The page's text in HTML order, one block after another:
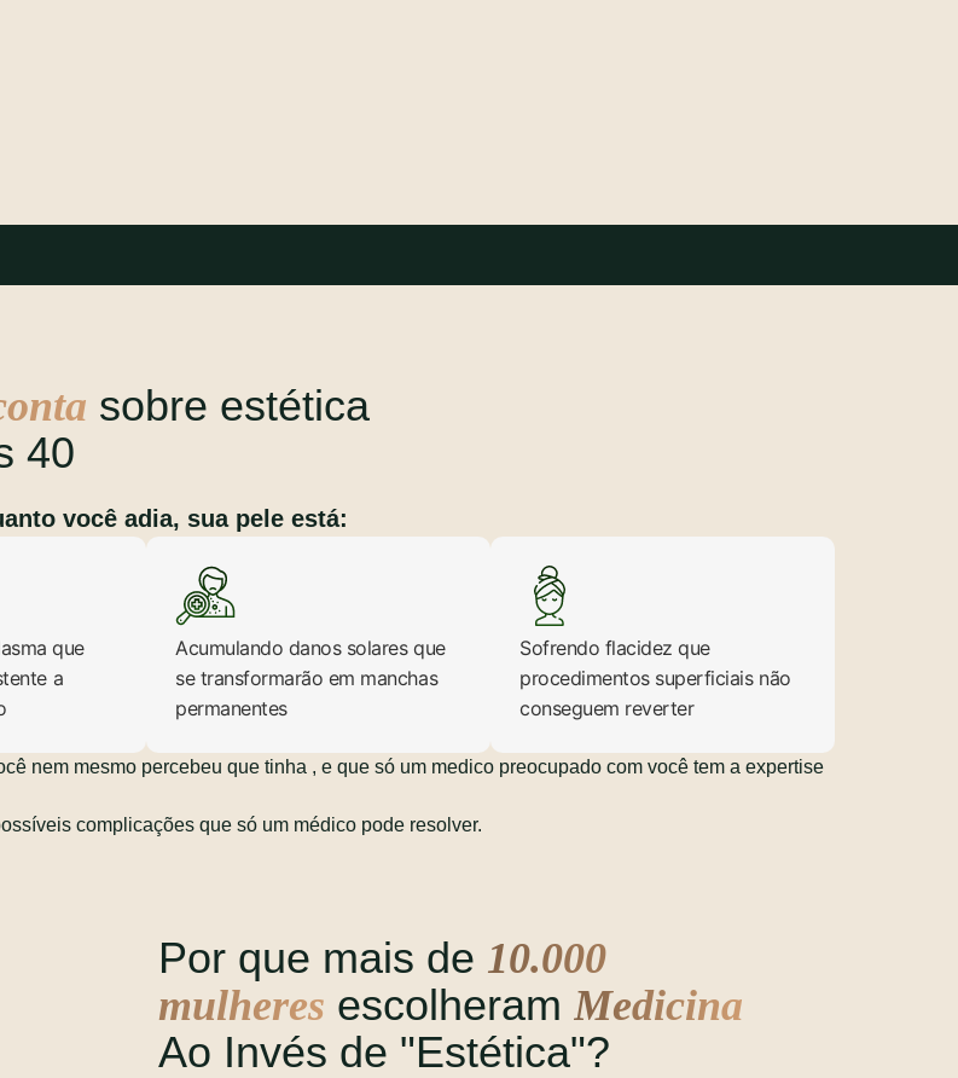
sobre estética
40
você adia, sua pele está:
que
a
Acumulando danos solares que
se transformarão em manchas
permanentes
Sofrendo flacidez que
procedimentos superficiais não
conseguem reverter
nem mesmo percebeu que tinha , e que só um medico preocupado com você tem a expertise
complicações que só um médico pode resolver.
Por que mais de 10.000
mulheres escolheram Medicina
Ao Invés de "Estética"?